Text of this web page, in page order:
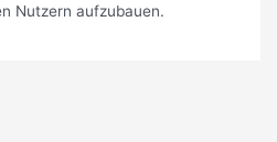
Nutzern aufzubauen.